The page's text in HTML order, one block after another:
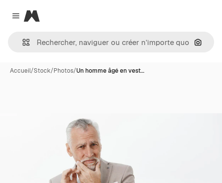
Close menu
Magnific
Accueil/Stock/Photos/Un homme âgé en vest…